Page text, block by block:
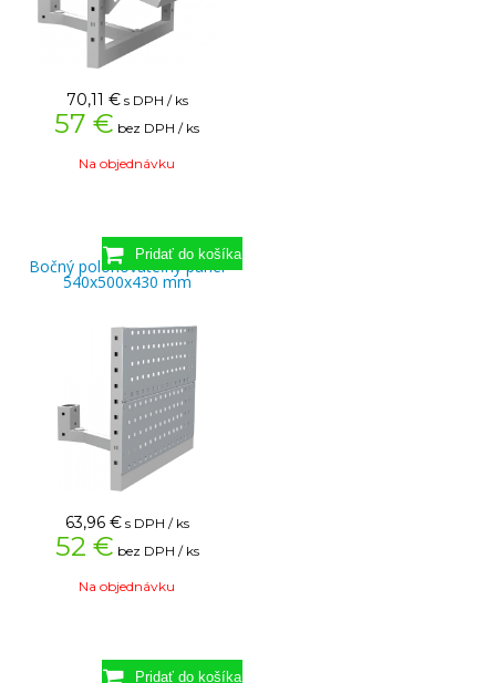
70,11 € s DPH / ks
57 € bez DPH / ks
Na objednávku
Bočný polohovateľný panel
540x500x430 mm
63,96 € s DPH / ks
52 € bez DPH / ks
Na objednávku